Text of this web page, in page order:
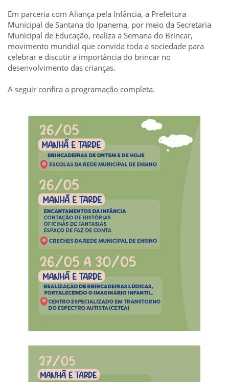
Em parceria com Aliança pela Infância, a Prefeitura
Municipal de Santana do Ipanema, por meio da Secretaria
Municipal de Educação, realiza a Semana do Brincar,
movimento mundial que convida toda a sociedade para
celebrar e discutir a importância do brincar no
desenvolvimento das crianças.
A seguir confira a programação completa.